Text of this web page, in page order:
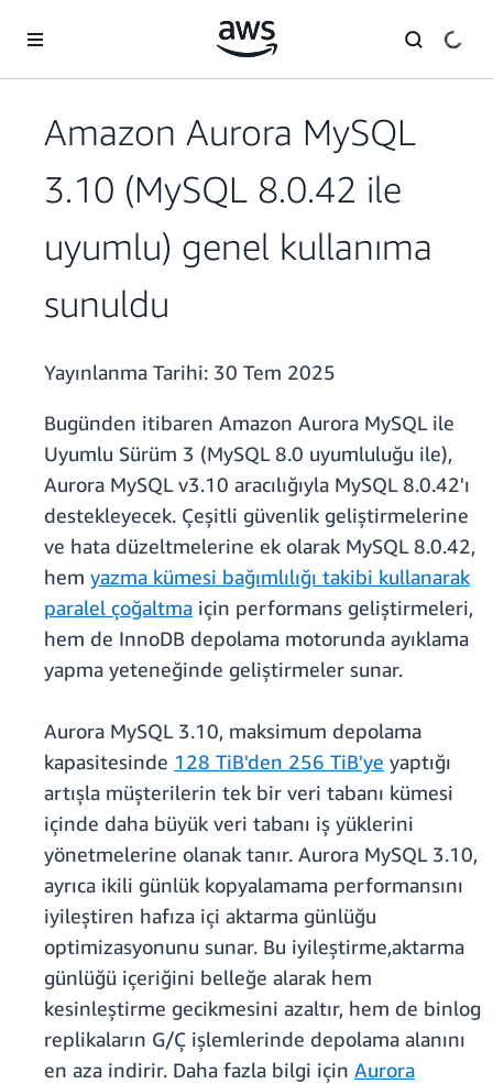
Amazon Aurora MySQL
3.10 (MySQL 8.0.42 ile
uyumlu) genel kullanıma
sunuldu
Yayınlanma Tarihi: 30 Tem 2025
Bugünden itibaren Amazon Aurora MySQL ile
Uyumlu Sürüm 3 (MySQL 8.0 uyumluluğu ile),
Aurora MySQL v3.10 aracılığıyla MySQL 8.0.42'ı
destekleyecek. Çeşitli güvenlik geliştirmelerine
ve hata düzeltmelerine ek olarak MySQL 8.0.42,
hem yazma kümesi bağımlılığı takibi kullanarak
paralel çoğaltma için performans geliştirmeleri,
hem de InnoDB depolama motorunda ayıklama
yapma yeteneğinde geliştirmeler sunar.
Aurora MySQL 3.10, maksimum depolama
kapasitesinde 128 TiB'den 256 TiB'ye yaptığı
artışla müşterilerin tek bir veri tabanı kümesi
içinde daha büyük veri tabanı iş yüklerini
yönetmelerine olanak tanır. Aurora MySQL 3.10,
ayrıca ikili günlük kopyalamama performansını
iyileştiren hafıza içi aktarma günlüğu
optimizasyonunu sunar. Bu iyileştirme,aktarma
günlüğü içeriğini belleğe alarak hem
kesinleştirme gecikmesini azaltır, hem de binlog
replikaların G/Ç işlemlerinde depolama alanını
en aza indirir. Daha fazla bilgi için Aurora